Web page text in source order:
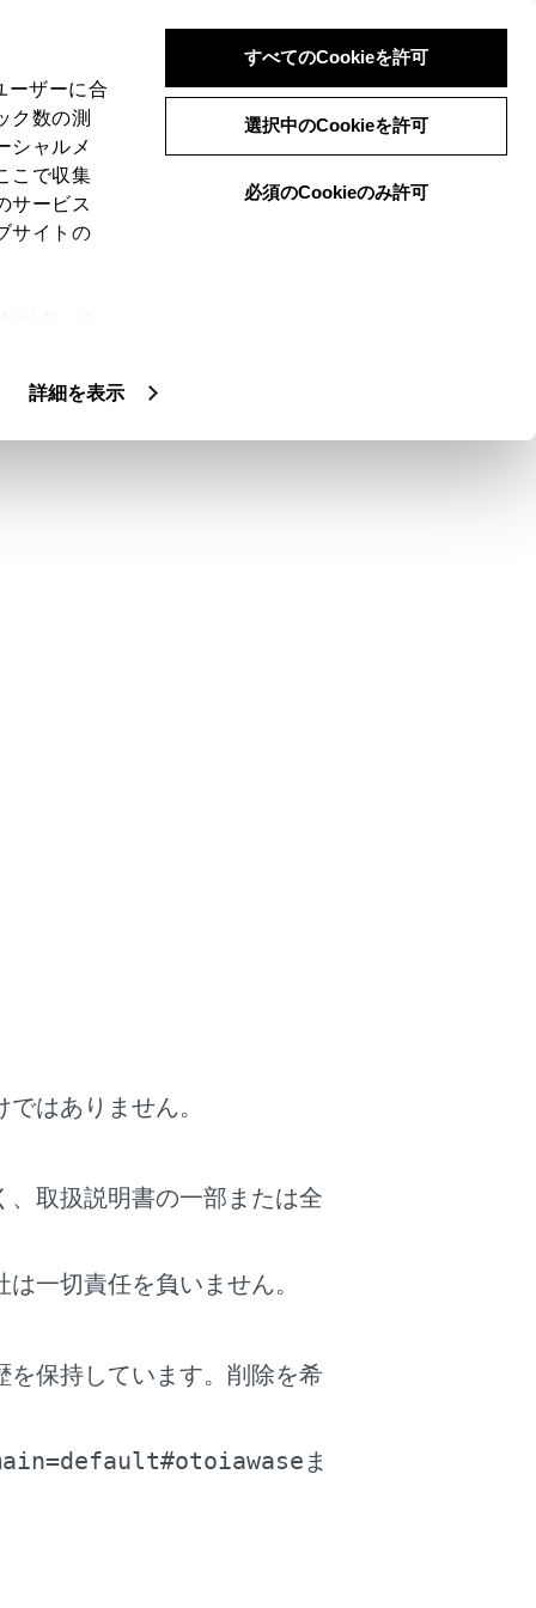
ザーに合
ク数の測
シャルメ
こで収集
サービス
サイトの
詳細を表示
すべてのCookieを許可
選択中のCookieを許可
必須のCookieのみ許可
はありません。
取扱説明書の一部または全
一切責任を負いません。
を保持しています。削除を希
ま